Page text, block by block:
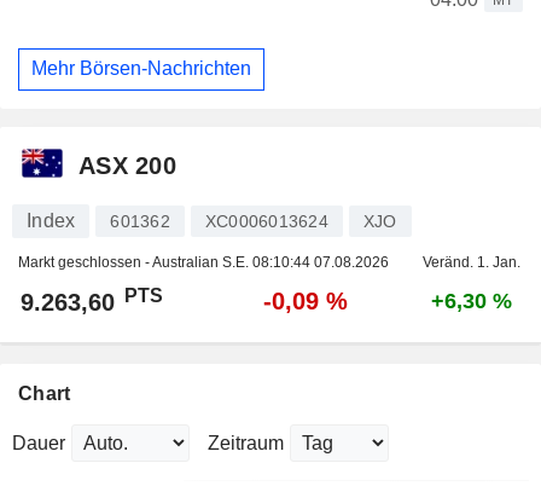
Mehr Börsen-Nachrichten
ASX 200
Index 601362 XC0006013624 XJO
Markt geschlossen - Australian S.E. 08:10:44 07.08.2026 Veränd. 1. Jan.
9.263,60 PTS -0,09 % +6,30 %
Chart
Dauer Zeitraum